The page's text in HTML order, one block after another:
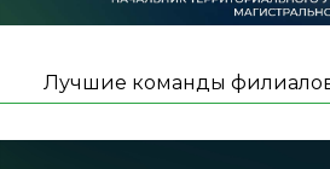
Лучшие команды